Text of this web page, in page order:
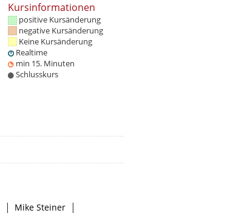
Kursinformationen
positive Kursänderung
negative Kursänderung
Keine Kursänderung
Realtime
min 15. Minuten
Schlusskurs
| Mike Steiner |